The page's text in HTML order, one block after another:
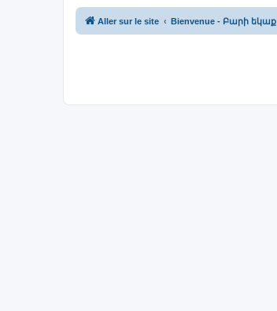
Aller sur le site Bienvenue - Բարի եկաք